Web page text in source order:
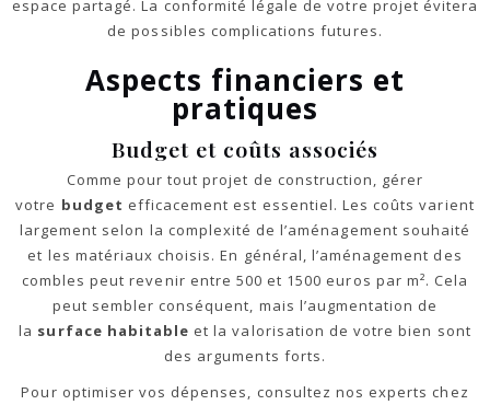
espace partagé. La conformité légale de votre projet évitera
de possibles complications futures.
Aspects financiers et
pratiques
Budget et coûts associés
Comme pour tout projet de construction, gérer
votre budget efficacement est essentiel. Les coûts varient
largement selon la complexité de l’aménagement souhaité
et les matériaux choisis. En général, l’aménagement des
combles peut revenir entre 500 et 1500 euros par m². Cela
peut sembler conséquent, mais l’augmentation de
la surface habitable et la valorisation de votre bien sont
des arguments forts.
Pour optimiser vos dépenses, consultez nos experts chez